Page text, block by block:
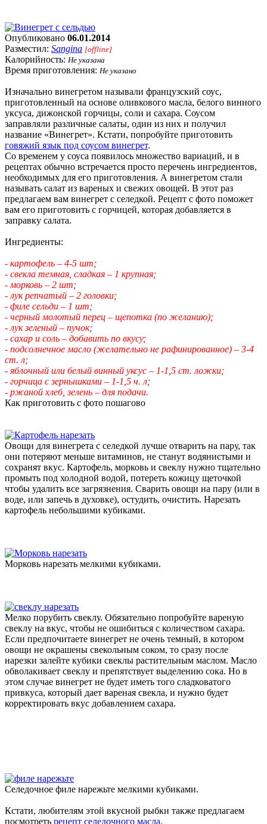
Опубликовано 06.01.2014
Разместил: Sangina [offline]
Калорийность: Не указана
Время приготовления: Не указано
Изначально винегретом называли французский соус,
приготовленный на основе оливкового масла, белого винного
уксуса, дижонской горчицы, соли и сахара. Соусом
заправляли различные салаты, один из них и получил
название «Винегрет». Кстати, попробуйте приготовить
говяжий язык под соусом винегрет.
Со временем у соуса появилось множество вариаций, и в
рецептах обычно встречается просто перечень ингредиентов,
необходимых для его приготовления. А винегретом стали
называть салат из вареных и свежих овощей. В этот раз
предлагаем вам винегрет с селедкой. Рецепт с фото поможет
вам его приготовить с горчицей, которая добавляется в
заправку салата.
Ингредиенты:
- картофель – 4-5 шт;
- свекла темная, сладкая – 1 крупная;
- морковь – 2 шт;
- лук репчатый – 2 головки;
- филе сельди – 1 шт;
- черный молотый перец – щепотка (по желанию);
- лук зеленый – пучок;
- сахар и соль – добавить по вкусу;
- подсолнечное масло (желательно не рафинированное) – 3-4
ст. л;
- яблочный или белый винный уксус – 1-1,5 ст. ложки;
- горчица с зернышками – 1-1,5 ч. л;
- ржаной хлеб, зелень – для подачи.
Как приготовить с фото пошагово
Овощи для винегрета с селедкой лучше отварить на пару, так
они потеряют меньше витаминов, не станут водянистыми и
сохранят вкус. Картофель, морковь и свеклу нужно тщательно
промыть под холодной водой, потереть кожицу щеточкой
чтобы удалить все загрязнения. Сварить овощи на пару (или в
воде, или запечь в духовке), остудить, очистить. Нарезать
картофель небольшими кубиками.
Морковь нарезать мелкими кубиками.
Мелко порубить свеклу. Обязательно попробуйте вареную
свеклу на вкус, чтобы не ошибиться с количеством сахара.
Если предпочитаете винегрет не очень темный, в котором
овощи не окрашены свекольным соком, то сразу после
нарезки залейте кубики свеклы растительным маслом. Масло
обволакивает свеклу и препятствует выделению сока. Но в
этом случае винегрет не будет иметь того сладковатого
привкуса, который дает вареная свекла, и нужно будет
корректировать вкус добавлением сахара.
Селедочное филе нарежьте мелкими кубиками.
Кстати, любителям этой вкусной рыбки также предлагаем
посмотреть рецепт селедочного масла.